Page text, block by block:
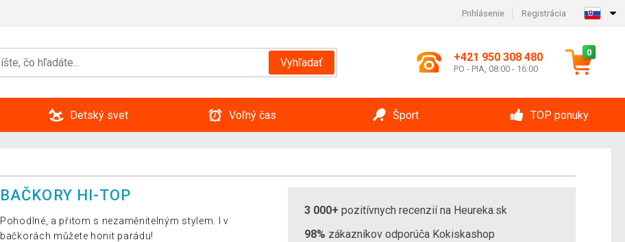
Prihlásenie Registrácia
Vyhľadať +421 950 308 480
PO - PIA, 08:00 - 16:00
0
Detský svet Voľný čas Šport TOP ponuky
BAČKORY HI-TOP
Pohodlné, a přitom s nezaměnitelným stylem. I v
bačkorách můžete honit parádu!
3 000+ pozitívnych recenzií na Heureka.sk
98% zákazníkov odporúča Kokiskashop